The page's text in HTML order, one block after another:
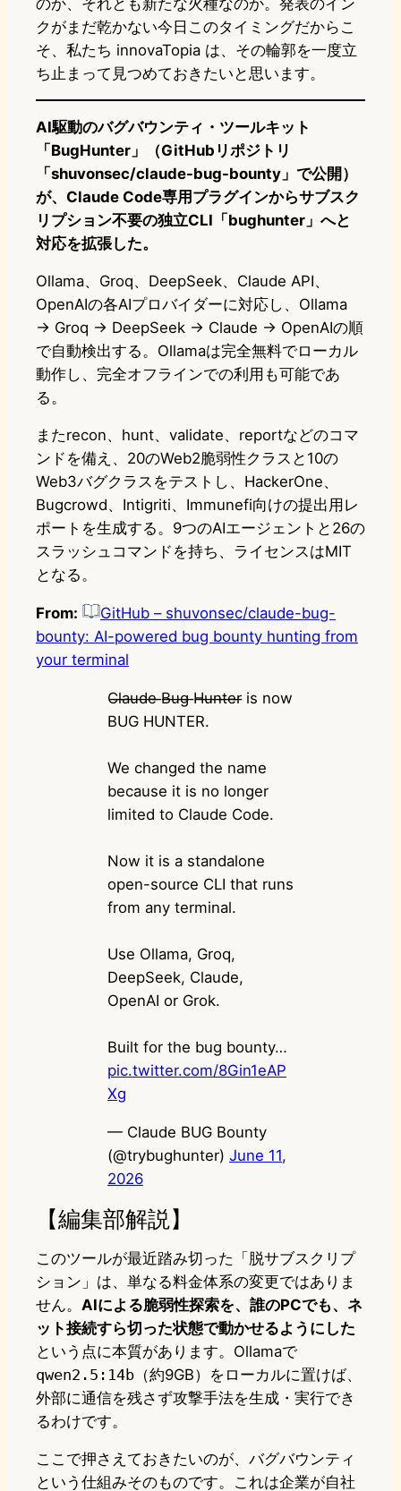
のか、それとも新たな火種なのか。発表のイン
クがまだ乾かない今日このタイミングだからこ
そ、私たち innovaTopia は、その輪郭を一度立
ち止まって見つめておきたいと思います。
AI駆動のバグバウンティ・ツールキット
「BugHunter」（GitHubリポジトリ
「shuvonsec/claude-bug-bounty」で公開）
が、Claude Code専用プラグインからサブスク
リプション不要の独立CLI「bughunter」へと
対応を拡張した。
Ollama、Groq、DeepSeek、Claude API、
OpenAIの各AIプロバイダーに対応し、Ollama
→ Groq → DeepSeek → Claude → OpenAIの順
で自動検出する。Ollamaは完全無料でローカル
動作し、完全オフラインでの利用も可能であ
る。
またrecon、hunt、validate、reportなどのコマ
ンドを備え、20のWeb2脆弱性クラスと10の
Web3バグクラスをテストし、HackerOne、
Bugcrowd、Intigriti、Immunefi向けの提出用レ
ポートを生成する。9つのAIエージェントと26の
スラッシュコマンドを持ち、ライセンスはMIT
となる。
From:
GitHub – shuvonsec/claude-bug-
bounty: AI-powered bug bounty hunting from
your terminal
C̶l̶a̶u̶d̶e̶ ̶B̶u̶g̶ ̶H̶u̶n̶t̶e̶r̶ is now
BUG HUNTER.
We changed the name
because it is no longer
limited to Claude Code.
Now it is a standalone
open-source CLI that runs
from any terminal.
Use Ollama, Groq,
DeepSeek, Claude,
OpenAI or Grok.
Built for the bug bounty…
pic.twitter.com/8Gin1eAP
Xg
— Claude BUG Bounty
(@trybughunter) June 11,
2026
【編集部解説】
このツールが最近踏み切った「脱サブスクリプ
ション」は、単なる料金体系の変更ではありま
せん。 AIによる脆弱性探索を、誰のPCでも、ネ
ット接続すら切った状態で動かせるようにした
という点に本質があります。Ollamaで
qwen2.5:14b （約9GB）をローカルに置けば、
外部に通信を残さず攻撃手法を生成・実行でき
るわけです。
ここで押さえておきたいのが、バグバウンティ
という仕組みそのものです。これは企業が自社